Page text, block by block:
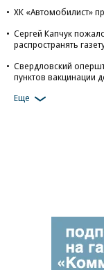
ХК «Автомобилист»
Сергей Капчук
распространять
Свердловский
пунктов вакцинации
Еще